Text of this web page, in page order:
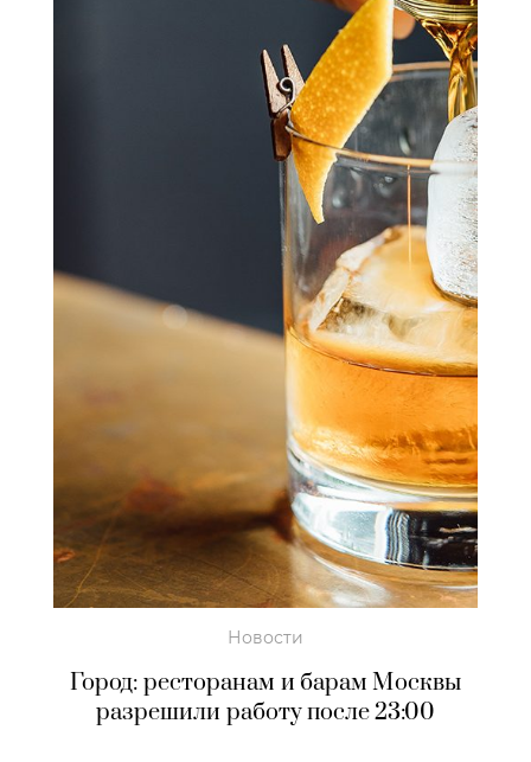
Новости
Город: ресторанам и барам Москвы
разрешили работу после 23:00